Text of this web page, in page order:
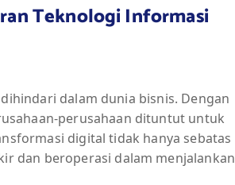
Teknologi Informasi
dalam dunia bisnis. Dengan
perusahaan dituntut untuk
digital tidak hanya sebatas
dan beroperasi dalam menjalankan